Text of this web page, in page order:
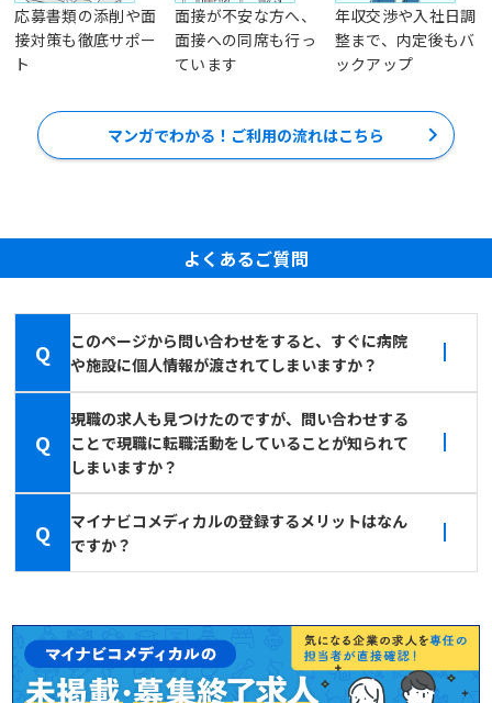
応募書類の添削や面
接対策も徹底サポー
ト
面接が不安な方へ、
面接への同席も行っ
ています
年収交渉や入社日調
整まで、内定後もバ
ックアップ
マンガでわかる！ご利用の流れはこちら
よくあるご質問
Q
このページから問い合わせをすると、すぐに病院
や施設に個人情報が渡されてしまいますか？
Q
現職の求人も見つけたのですが、問い合わせする
ことで現職に転職活動をしていることが知られて
しまいますか？
Q
マイナビコメディカルの登録するメリットはなん
ですか？